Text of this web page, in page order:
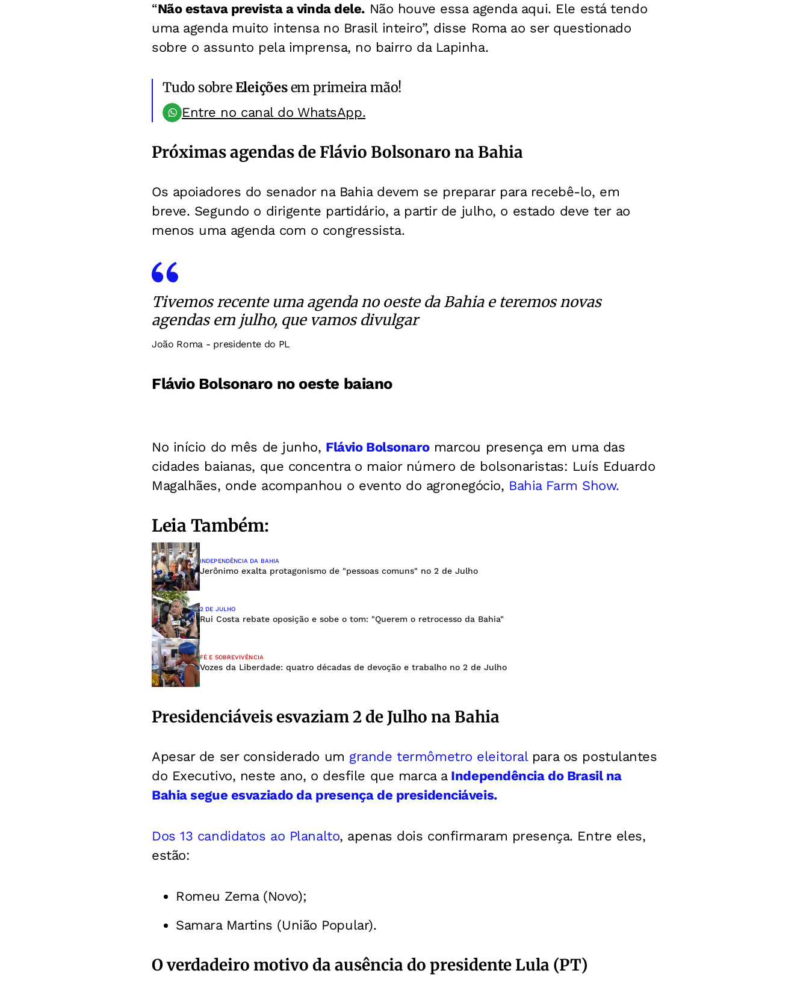
“Não estava prevista a vinda dele. Não houve essa agenda aqui. Ele está tendo
uma agenda muito intensa no Brasil inteiro”, disse Roma ao ser questionado
sobre o assunto pela imprensa, no bairro da Lapinha.
Tudo sobreEleiçõesem primeira mão!
Entre no canal do WhatsApp.
Próximas agendas de Flávio Bolsonaro na Bahia
Os apoiadores do senador na Bahia devem se preparar para recebê-lo, em
breve. Segundo o dirigente partidário, a partir de julho, o estado deve ter ao
menos uma agenda com o congressista.
Tivemos recente uma agenda no oeste da Bahia e teremos novas
agendas em julho, que vamos divulgar
João Roma - presidente do PL
Flávio Bolsonaro no oeste baiano
No início do mês de junho, Flávio Bolsonaromarcou presença em uma das
cidades baianas, que concentra o maior número de bolsonaristas: Luís Eduardo
Magalhães, onde acompanhou o evento do agronegócio, Bahia Farm Show.
Leia Também:
INDEPENDÊNCIA DA BAHIA
Jerônimo exalta protagonismo de "pessoas comuns" no 2 de Julho
2 DE JULHO
Rui Costa rebate oposição e sobe o tom: "Querem o retrocesso da Bahia"
FÉ E SOBREVIVÊNCIA
Vozes da Liberdade: quatro décadas de devoção e trabalho no 2 de Julho
Presidenciáveis esvaziam 2 de Julho na Bahia
Apesar de ser considerado um grande termômetro eleitoralpara os postulantes
do Executivo, neste ano, o desfile que marca a Independência do Brasil na
Bahia segue esvaziado da presença de presidenciáveis.
Dos 13 candidatos ao Planalto, apenas dois confirmaram presença. Entre eles,
estão:
Romeu Zema (Novo);
Samara Martins (União Popular).
O verdadeiro motivo da ausência do presidente Lula (PT)